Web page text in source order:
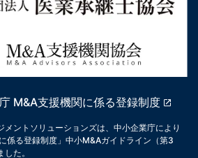
M&A支援機関に係る登録制度
ントソリューションズは、中小企業庁により
係る登録制度」中小M&Aガイドライン（第3
た。